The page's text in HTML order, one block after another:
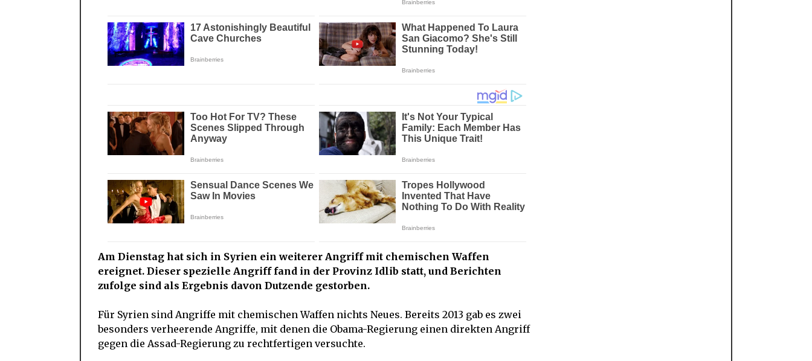
Am Dienstag hat sich in Syrien ein weiterer Angriff mit chemischen Waffen
ereignet. Dieser spezielle Angriff fand in der Provinz Idlib statt, und Berichten
zufolge sind als Ergebnis davon Dutzende gestorben.
Für Syrien sind Angriffe mit chemischen Waffen nichts Neues. Bereits 2013 gab es zwei
besonders verheerende Angriffe, mit denen die Obama-Regierung einen direkten Angriff
gegen die Assad-Regierung zu rechtfertigen versuchte.